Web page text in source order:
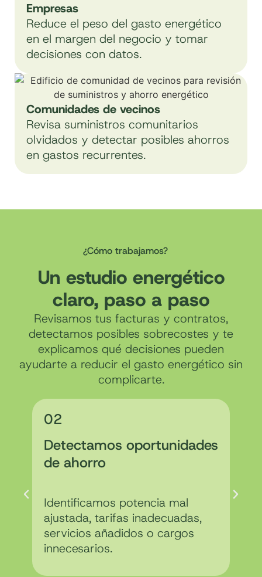
Empresas
Reduce el peso del gasto energético
en el margen del negocio y tomar
decisiones con datos.
Comunidades de vecinos
Revisa suministros comunitarios
olvidados y detectar posibles ahorros
en gastos recurrentes.
¿Cómo trabajamos?
Un estudio energético
claro, paso a paso
Revisamos tus facturas y contratos,
detectamos posibles sobrecostes y te
explicamos qué decisiones pueden
ayudarte a reducir el gasto energético sin
complicarte.
02
Detectamos oportunidades
de ahorro
Identificamos potencia mal
ajustada, tarifas inadecuadas,
servicios añadidos o cargos
innecesarios.